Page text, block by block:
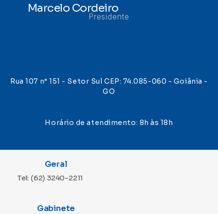
Marcelo Cordeiro
Presidente
Rua 107 n° 151 - Setor Sul CEP: 74.085-060 - Goiânia -
GO
Horário de atendimento: 8h às 18h
Geral
Tel: (62) 3240-2211
Gabinete